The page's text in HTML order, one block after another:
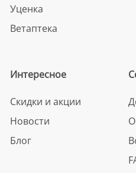
Уценка
Ветаптека
Интересное
Скидки и акции
Новости
Блог